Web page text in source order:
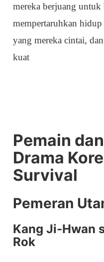
mereka berjuang untuk
mempertaruhkan
yang mereka cintai,
kuat
Pemain
Drama
Survival
Pemeran
Kang Ji-Hwan
Rok